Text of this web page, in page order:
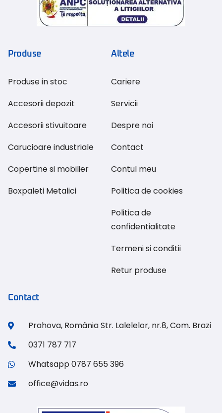
Produse
Produse in stoc
Accesorii depozit
Accesorii stivuitoare
Carucioare industriale
Copertine si mobilier
Boxpaleti Metalici
Altele
Cariere
Servicii
Despre noi
Contact
Contul meu
Politica de cookies
Politica de
confidentialitate
Termeni si conditii
Retur produse
Contact
Prahova, România Str. Lalelelor, nr.8, Com. Brazi
0371 787 717
Whatsapp 0787 655 396
office@vidas.ro